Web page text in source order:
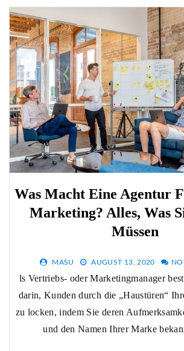
Was Macht Eine Agentur
Marketing? Alles, Was
Müssen
MASU AUGUST 13, 2020
ls Vertriebs- oder Marketingmanager besteht Ihre Aufgabe
darin, Kunden durch die „Haustüren“
zu locken, indem Sie deren
und den Namen Ihrer Marke